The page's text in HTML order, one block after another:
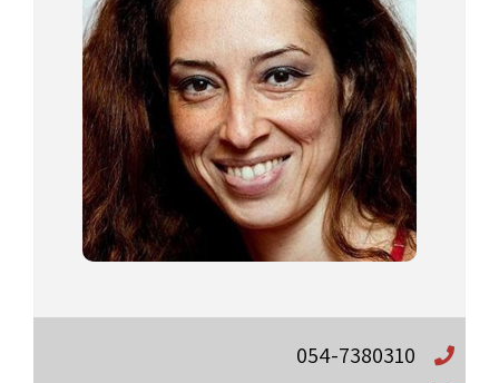
054-7380310